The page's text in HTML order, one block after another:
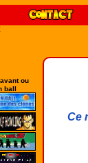
ou
ball
Ce